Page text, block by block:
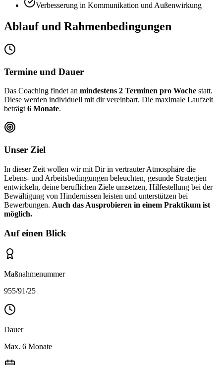
Verbesserung in Kommunikation und Außenwirkung
Ablauf und Rahmenbedingungen
Termine und Dauer
Das Coaching findet an mindestens 2 Terminen pro Woche statt.
Diese werden individuell mit dir vereinbart. Die maximale Laufzeit
beträgt6 Monate.
Unser Ziel
In dieser Zeit wollen wir mit Dir in vertrauter Atmosphäre die
Lebens- und Arbeitsbedingungen beleuchten, gesunde Strategien
entwickeln, deine beruflichen Ziele umsetzen, Hilfestellung bei der
Bewältigung von Hindernissen leisten und unterstützen bei
Bewerbungen. Auch das Ausprobieren in einem Praktikum ist
möglich.
Auf einen Blick
Maßnahmenummer
955/91/25
Dauer
Max. 6 Monate